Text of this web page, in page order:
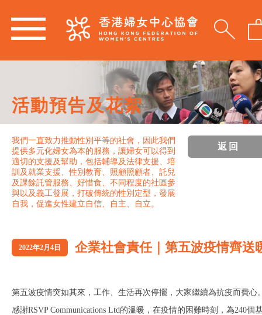
活動預告及花絮
我們一直致力推動性別平等的社會，因此我們
提供多元化婦女為本的服務，讓婦女可以得到
適切的支援及幫助，包括輔導及法律支援、培
訓及就業支援、性別教育、照顧照顧者、託兒
及課餘託管服務、好惜食、不同程度的社區參
與以及義工發展，打破傳統的性別定型，發展
自我，促進女性建立自信、自主、自立。
返回
2022年2月4日 企業社會責任｜第五波疫情齊送
第五波疫情突如其來，工作、生活再次停擺，大家繼續為抗疫而費心
感謝RSVP Communications Ltd的溫暖，在疫情的困難時刻，為240個